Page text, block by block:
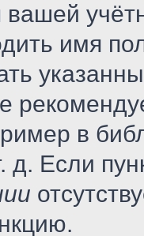
вашей
имя
в
д. Если